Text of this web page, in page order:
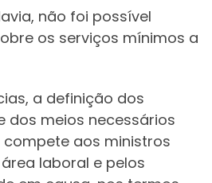
não foi possível
os serviços mínimos a
a definição dos
dos meios necessários
aos ministros
laboral e pelos